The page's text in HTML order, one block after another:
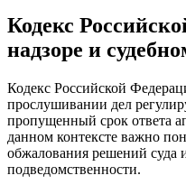
Кодекс
надзоре и
Кодекс Российской
прослушивании дел
пропущенный срок ответа
данном контексте важно
обжалования решений суда
подведомственности.